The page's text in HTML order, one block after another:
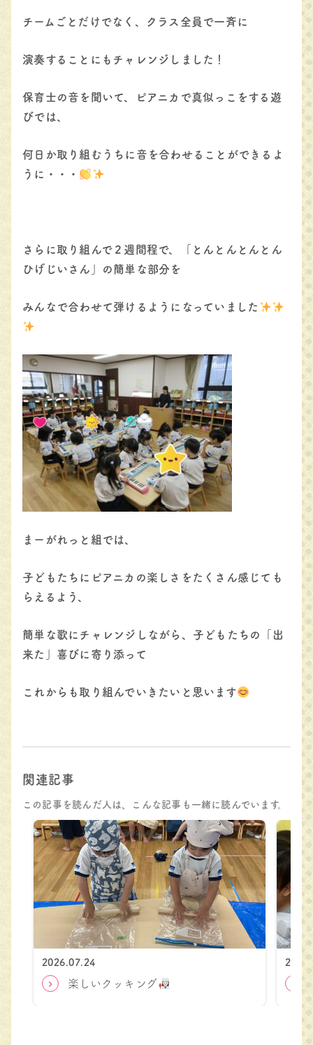
チームごとだけでなく、クラス全員で一斉に
演奏することにもチャレンジしました！
保育士の音を聞いて、ピアニカで真似っこをする遊
びでは、
何日か取り組むうちに音を合わせることができるよ
うに・・・
さらに取り組んで２週間程で、「とんとんとんとん
ひげじいさん」の簡単な部分を
みんなで合わせて弾けるようになっていました
まーがれっと組では、
子どもたちにピアニカの楽しさをたくさん感じても
らえるよう、
簡単な歌にチャレンジしながら、子どもたちの「出
来た」喜びに寄り添って
これからも取り組んでいきたいと思います
関連記事
この記事を読んだ人は、こんな記事も一緒に読んでいます。
2026.07.24
楽しいクッキング